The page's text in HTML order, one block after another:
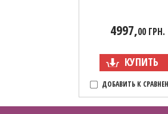
4997,00 ГРН.
КУПИТЬ
ДОБАВИТЬ К